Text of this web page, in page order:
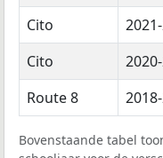
Cito
Cito
Route 8
Bovenstaande tabel